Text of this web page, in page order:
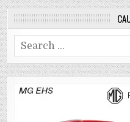
Search
for: